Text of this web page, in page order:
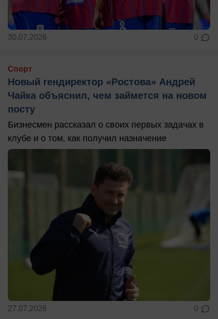
30.07.2026 0
Спорт
Новый гендиректор «Ростова» Андрей
Чайка объяснил, чем займется на новом
посту
Бизнесмен рассказал о своих первых задачах в
клубе и о том, как получил назначение
27.07.2026 0